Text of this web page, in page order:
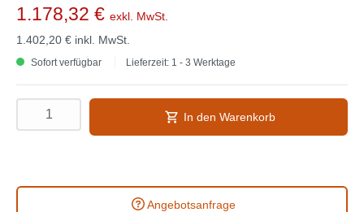
1.178,32 € exkl. MwSt.
1.402,20 € inkl. MwSt.
Sofort verfügbar Lieferzeit: 1 - 3 Werktage
In den Warenkorb
Angebotsanfrage